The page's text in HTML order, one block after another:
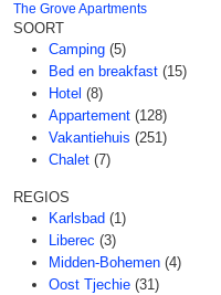
The Grove Apartments
SOORT
Camping (5)
Bed en breakfast (15)
Hotel (8)
Appartement (128)
Vakantiehuis (251)
Chalet (7)
REGIOS
Karlsbad (1)
Liberec (3)
Midden-Bohemen (4)
Oost Tjechie (31)